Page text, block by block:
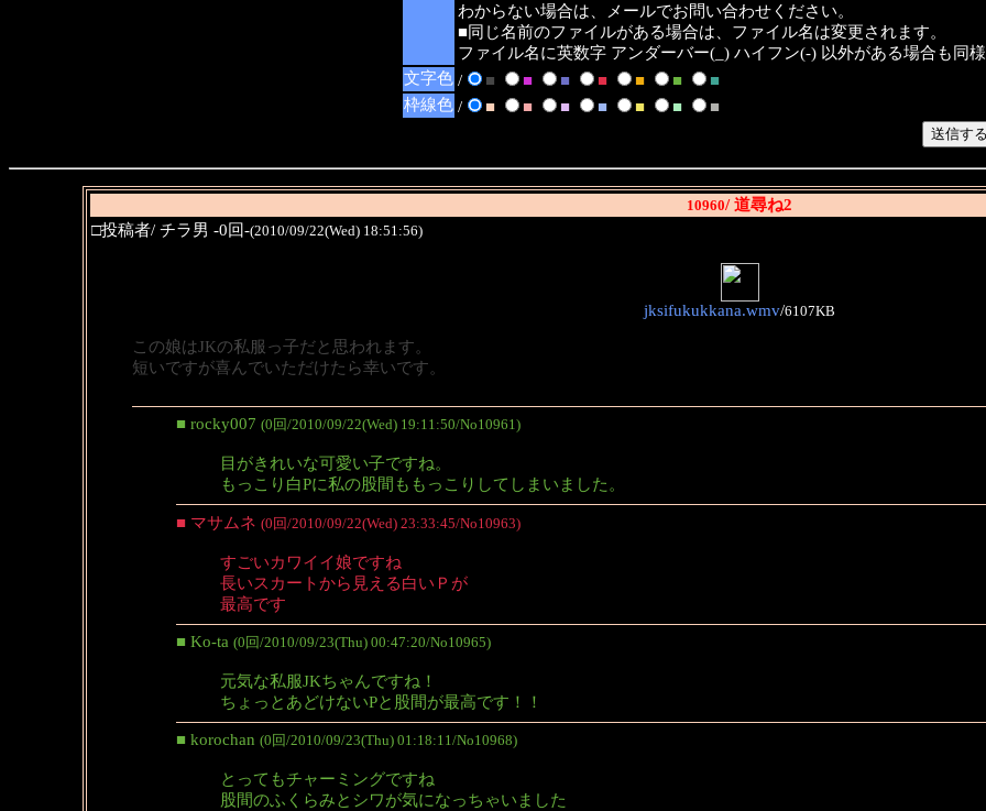
わからない場合は、メールでお問い合わせください。
■同じ名前のファイルがある場合は、ファイル名は変更されます。
ファイル名に英数字 アンダーバー(_) ハイフン(-) 以外がある場合も同
文字色 / ■ ■ ■ ■ ■ ■
■
枠線色 / ■ ■ ■ ■ ■ ■ ■
10960/ 道尋ね2
□投稿者/ チラ男 -0回-(2010/09/22(Wed) 18:51:56)
jksifukukkana.wmv/6107KB
この娘はJKの私服っ子だと思われます。
短いですが喜んでいただけたら幸いです。
■ rocky007 (0回/2010/09/22(Wed) 19:11:50/No10961)
目がきれいな可愛い子ですね。
もっこり白Pに私の股間ももっこりしてしまいました。
■ マサムネ (0回/2010/09/22(Wed) 23:33:45/No10963)
すごいカワイイ娘ですね
長いスカートから見える白いＰが
最高です
■ Ko-ta (0回/2010/09/23(Thu) 00:47:20/No10965)
元気な私服JKちゃんですね！
ちょっとあどけないPと股間が最高です！！
■ korochan (0回/2010/09/23(Thu) 01:18:11/No10968)
とってもチャーミングですね
股間のふくらみとシワが気になっちゃいました